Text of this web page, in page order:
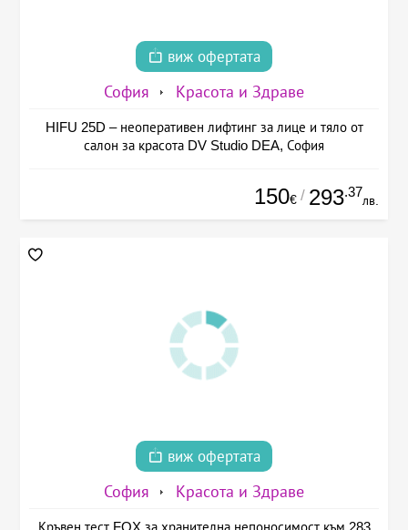
виж офертата
София Красота и Здраве
HIFU 25D – неоперативен лифтинг за лице и тяло от
салон за красота DV Studio DEA, София
150€ / 293.37
лв.
виж офертата
София Красота и Здраве
Кръвен тест FOX за хранителна непоносимост към 283